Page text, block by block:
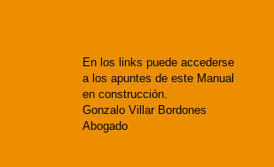
En los links puede accederse
a los apuntes de este Manual
en construcción.
Gonzalo Villar Bordones
Abogado